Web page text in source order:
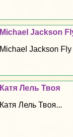
Michael Jackson
Michael Jackson Fly
Катя Лель Твоя
Катя Лель Твоя...